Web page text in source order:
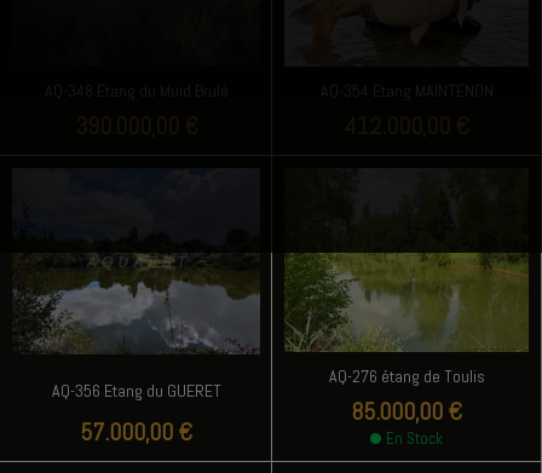
AQ-348 Etang du Muid Brulé AQ-354 Etang MAINTENON
AQ-356 Etang du GUERET
57.000,00 €
AQ-276 étang de Toulis
85.000,00 €
En Stock